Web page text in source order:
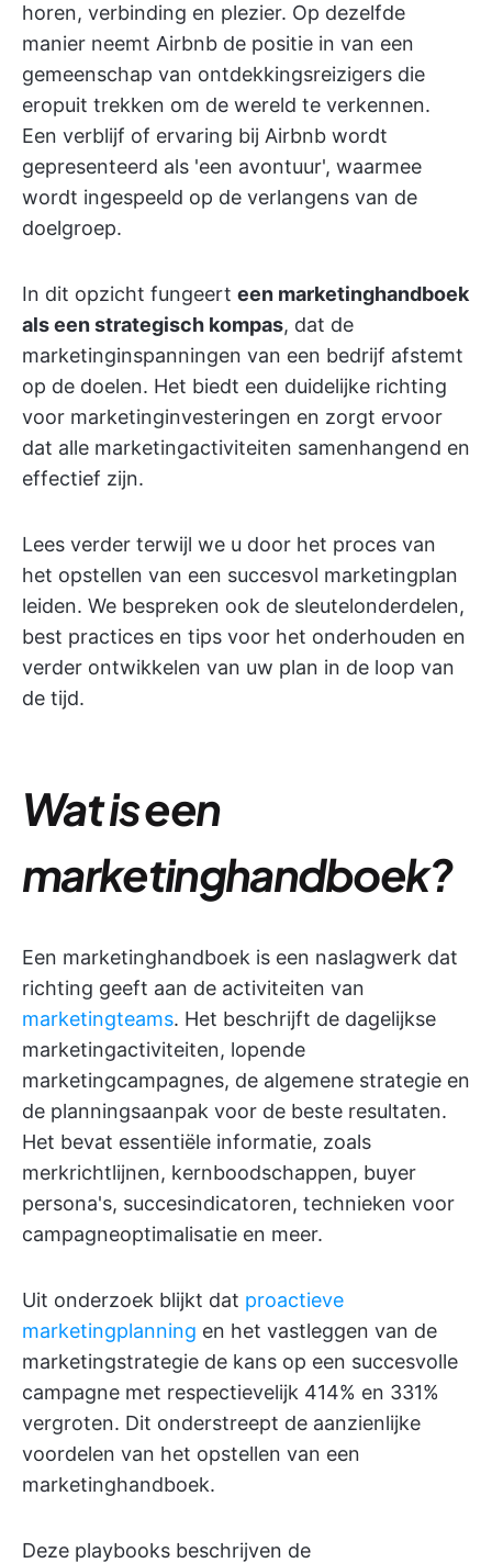
horen, verbinding en plezier. Op dezelfde
manier neemt Airbnb de positie in van een
gemeenschap van ontdekkingsreizigers die
eropuit trekken om de wereld te verkennen.
Een verblijf of ervaring bij Airbnb wordt
gepresenteerd als 'een avontuur', waarmee
wordt ingespeeld op de verlangens van de
doelgroep.
In dit opzicht fungeert een marketinghandboek
als een strategisch kompas, dat de
marketinginspanningen van een bedrijf afstemt
op de doelen. Het biedt een duidelijke richting
voor marketinginvesteringen en zorgt ervoor
dat alle marketingactiviteiten samenhangend en
effectief zijn.
Lees verder terwijl we u door het proces van
het opstellen van een succesvol marketingplan
leiden. We bespreken ook de sleutelonderdelen,
best practices en tips voor het onderhouden en
verder ontwikkelen van uw plan in de loop van
de tijd.
Wat is een
marketinghandboek?
Een marketinghandboek is een naslagwerk dat
richting geeft aan de activiteiten van
marketingteams. Het beschrijft de dagelijkse
marketingactiviteiten, lopende
marketingcampagnes, de algemene strategie en
de planningsaanpak voor de beste resultaten.
Het bevat essentiële informatie, zoals
merkrichtlijnen, kernboodschappen, buyer
persona's, succesindicatoren, technieken voor
campagneoptimalisatie en meer.
Uit onderzoek blijkt dat proactieve
marketingplanning en het vastleggen van de
marketingstrategie de kans op een succesvolle
campagne met respectievelijk 414% en 331%
vergroten. Dit onderstreept de aanzienlijke
voordelen van het opstellen van een
marketinghandboek.
Deze playbooks beschrijven de